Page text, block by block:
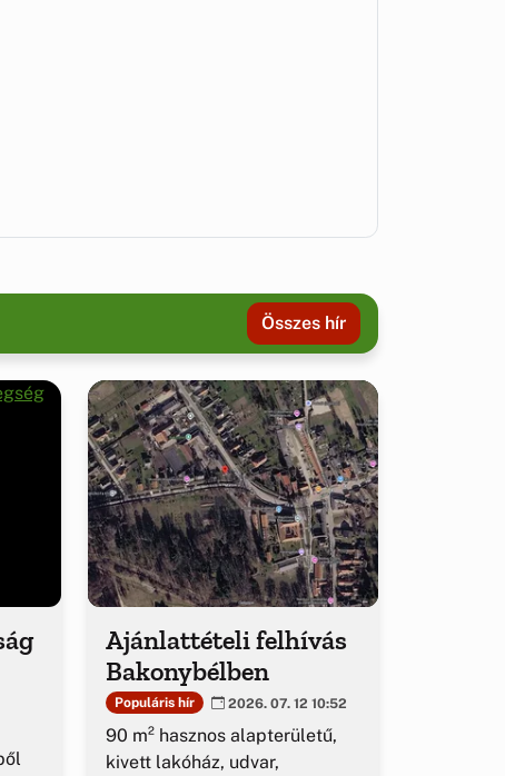
Összes hír
Ajánlattételi felhívás
Bakonybélben
Populáris hír 2026. 07. 12 10:52
90 m² hasznos alapterületű,
kivett lakóház, udvar,